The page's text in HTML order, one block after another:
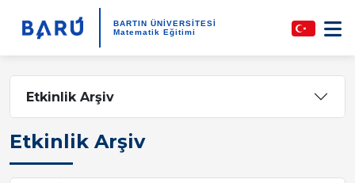
BARTIN ÜNİVERSİTESİ
Matematik Eğitimi
Etkinlik Arşiv
Etkinlik Arşiv